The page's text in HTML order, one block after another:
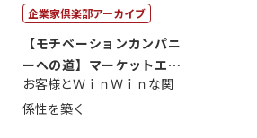
企業家倶楽部アーカイブ
【モチベーションカンパニ
ーへの道】マーケットエン
タープライズ...
お客様とＷｉｎＷｉｎな関
係性を築く